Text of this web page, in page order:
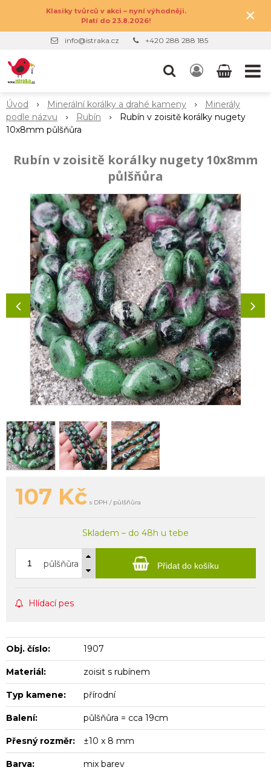
Klasiky tvůrců v akci – nyní výhodněji.
Platí do 23.8.2026!
×
info@istraka.cz +420 288 288 185
Úvod Minerální korálky a drahé kameny
Minerály
podle názvu
Rubín
Rubín v zoisitě korálky nugety
10x8mm půlšňůra
Rubín v zoisitě korálky nugety 10x8mm
půlšňůra
107 Kč s DPH / půlšňůra
Skladem – do 48h u tebe
půlšňůra Přidat do košíku
Hlídací pes
Obj. číslo: 1907
Materiál: zoisit s rubínem
Typ kamene: přírodní
Balení: půlšňůra = cca 19cm
Přesný rozměr: ±10 x 8 mm
Barva: mix barev